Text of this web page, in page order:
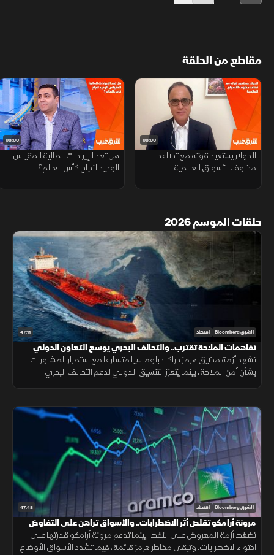
مقاطع من الحلقة
08:00
الدولار يستعيد قوته مع تصاعد
مخاوف الأسواق العالمية
03:00
هل تعد الإيرادات المالية المقياس
الوحيد لنجاح كأس العالم؟
حلقات الموسم 2026
47:11 الشرق Bloomberg اقتصاد
تفاهمات الملاحة تقترب.. والتحالف البحري يوسع التعاون الدولي
تشهد أزمة مضيق هرمز حراكا دبلوماسيا متسارعا مع استمرار المشاورات
بشأن أمن الملاحة، بينما يتعزز التنسيق الدولي لدعم التحالف البحري
47:48 الشرق Bloomberg اقتصاد
مرونة أرامكو تقلص أثر الاضطرابات.. والأسواق تراهن على التفاوض
تضغط أزمة المعروض على النفط، بينما تدعم مرونة أرامكو قدرتها على
احتواء الاضطرابات. وتبقى مخاطر هرمز قائمة، فيما تشدد الأسواق الأوضاع